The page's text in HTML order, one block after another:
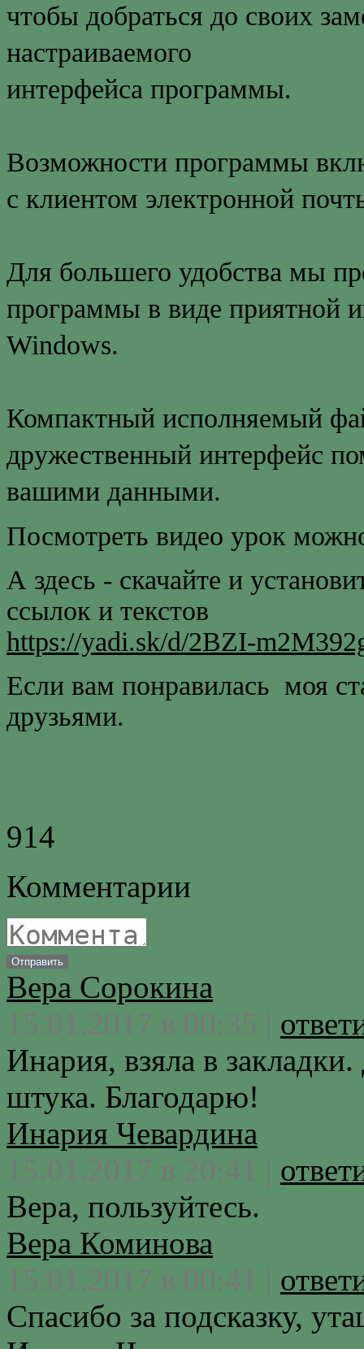
чтобы добраться до своих
настраиваемого
интерфейса программы.
Возможности программы
с клиентом электронной
Для большего удобства мы
программы в виде приятной
Windows.
Компактный исполняемый
дружественный интерфейс
вашими данными.
Посмотреть видео урок
А здесь - скачайте и
ссылок и текстов
https://yadi.sk/d/2BZI-
Если вам понравилась моя
друзьями.
914
Комментарии
Отправить
Вера Сорокина
15.01.2017 в 00:35 |
Инария, взяла в
штука. Благодарю!
Инария Чевардина
15.01.2017 в 20:41 |
Вера, пользуйтесь.
Вера Коминова
15.01.2017 в 00:41 |
Спасибо за подсказку,